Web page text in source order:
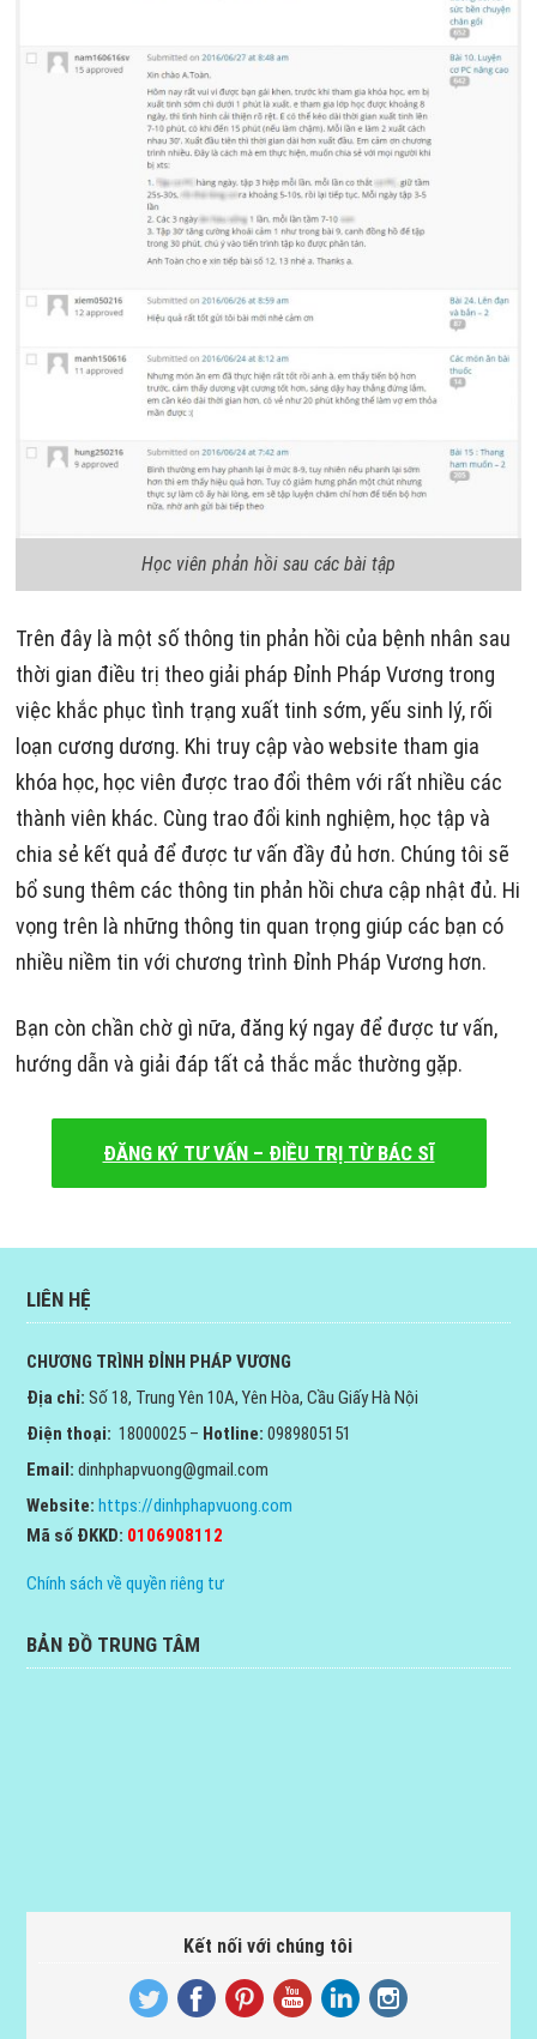
Học viên phản hồi sau các bài tập
Trên đây là một số thông tin phản hồi của bệnh nhân sau
thời gian điều trị theo giải pháp Đỉnh Pháp Vương trong
việc khắc phục tình trạng xuất tinh sớm, yếu sinh lý, rối
loạn cương dương. Khi truy cập vào website tham gia
khóa học, học viên được trao đổi thêm với rất nhiều các
thành viên khác. Cùng trao đổi kinh nghiệm, học tập và
chia sẻ kết quả để được tư vấn đầy đủ hơn. Chúng tôi sẽ
bổ sung thêm các thông tin phản hồi chưa cập nhật đủ. Hi
vọng trên là những thông tin quan trọng giúp các bạn có
nhiều niềm tin với chương trình Đỉnh Pháp Vương hơn.
Bạn còn chần chờ gì nữa, đăng ký ngay để được tư vấn,
hướng dẫn và giải đáp tất cả thắc mắc thường gặp.
ĐĂNG KÝ TƯ VẤN – ĐIỀU TRỊ TỪ BÁC SĨ
LIÊN HỆ
CHƯƠNG TRÌNH ĐỈNH PHÁP VƯƠNG
Địa chỉ: Số 18, Trung Yên 10A, Yên Hòa, Cầu Giấy Hà Nội
Điện thoại: 18000025 – Hotline: 0989805151
Email: dinhphapvuong@gmail.com
Website: https://dinhphapvuong.com
Mã số ĐKKD: 0106908112
Chính sách về quyền riêng tư
BẢN ĐỒ TRUNG TÂM
Kết nối với chúng tôi